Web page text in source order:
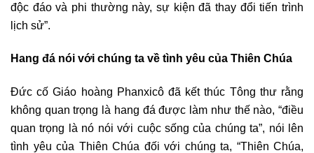
độc đáo và phi thường này, sự kiện đã thay đổi tiến trình
lịch sử”.
Hang đá nói với chúng ta về tình yêu của Thiên Chúa
Đức cố Giáo hoàng Phanxicô đã kết thúc Tông thư rằng
không quan trọng là hang đá được làm như thế nào, “điều
quan trọng là nó nói với cuộc sống của chúng ta”, nói lên
tình yêu của Thiên Chúa đối với chúng ta, “Thiên Chúa,